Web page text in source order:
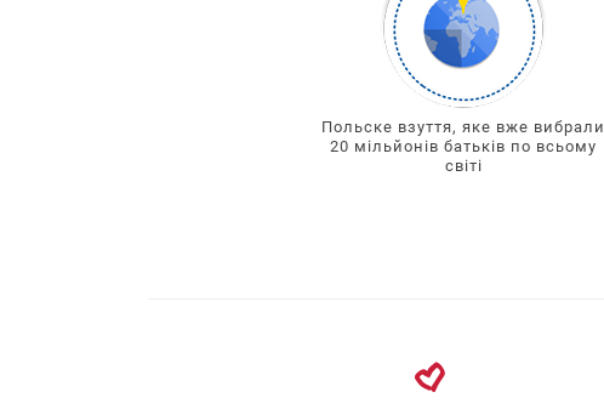
Польске взуття, яке вже вибрали
20 мільйонів батьків по всьому
світі